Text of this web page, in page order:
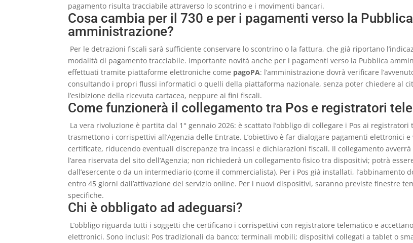
pagamento risulta tracciabile attraverso lo scontrino e i movimenti bancari.
Cosa cambia per il 730 e per i pagamenti verso la Pubblica
amministrazione?
Per le detrazioni fiscali sarà sufficiente conservare lo scontrino o la fattura, che già riportano
modalità di pagamento tracciabile. Importante novità anche per i pagamenti verso la Pubblica
effettuati tramite piattaforme elettroniche come pagoPA: l’amministrazione dovrà verificare
consultando i propri flussi informatici o quelli della piattaforma nazionale, senza poter chiedere al
l’esibizione della ricevuta cartacea, neppure ai fini fiscali.
Come funzionerà il collegamento tra Pos e registratori
La vera rivoluzione è partita dal 1° gennaio 2026: è scattato l’obbligo di collegare i Pos ai registratori
trasmettono i corrispettivi all’Agenzia delle Entrate. L’obiettivo è far dialogare pagamenti elettronici e
certificate, riducendo eventuali discrepanze tra incassi e dichiarazioni fiscali. Il collegamento
l’area riservata del sito dell’Agenzia; non richiederà un collegamento fisico tra dispositivi; potrà
dall’esercente o da un intermediario (come il commercialista). Per i Pos già installati, l’abbinamento
entro 45 giorni dall’attivazione del servizio online. Per i nuovi dispositivi, saranno previste finestre
specifiche.
Chi è obbligato ad adeguarsi?
L’obbligo riguarda tutti i soggetti che certificano i corrispettivi con registratore telematico e
elettronici. Sono inclusi: Pos tradizionali da banco; terminali mobili; dispositivi collegati a tablet o